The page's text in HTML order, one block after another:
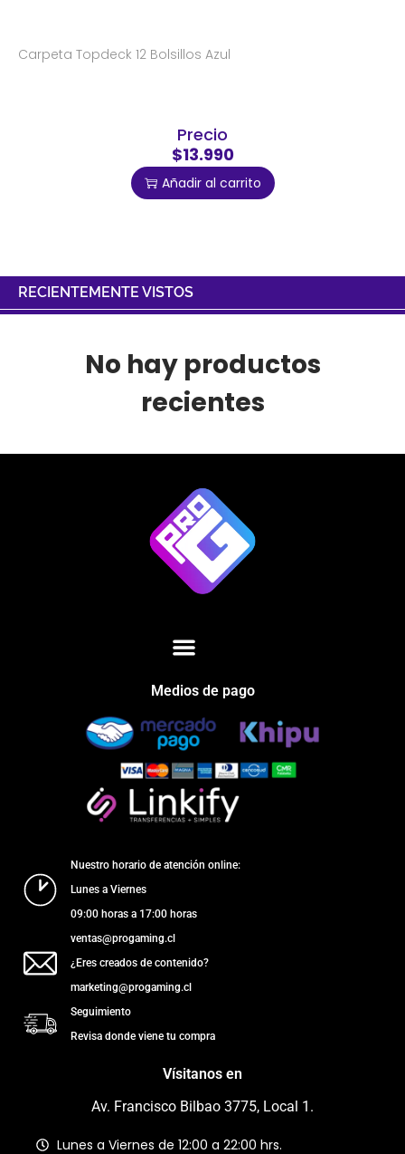
Carpeta Topdeck 12 Bolsillos Azul
Precio
$13.990
Añadir al carrito
RECIENTEMENTE VISTOS
No hay productos
recientes
Medios de pago
Nuestro horario de atención online:
Lunes a Viernes
09:00 horas a 17:00 horas
ventas@progaming.cl
¿Eres creados de contenido?
marketing@progaming.cl
Seguimiento
Revisa donde viene tu compra
Vísitanos en
Av. Francisco Bilbao 3775, Local 1.
Lunes a Viernes de 12:00 a 22:00 hrs.